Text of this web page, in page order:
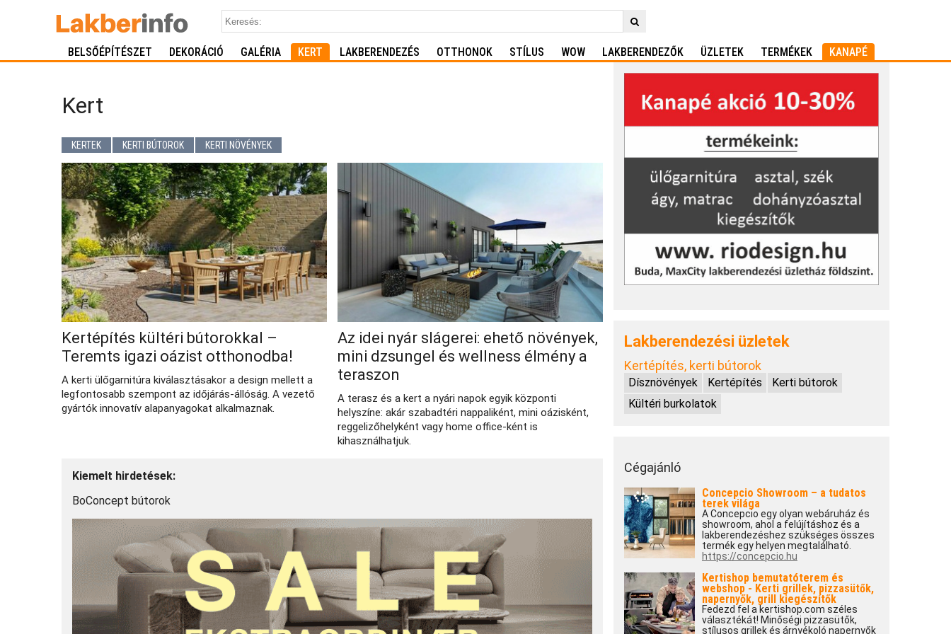
BELSŐÉPÍTÉSZET DEKORÁCIÓ GALÉRIA KERT LAKBERENDEZÉS OTTHONOK STÍLUS WOW LAKBERENDEZŐK ÜZLETEK TERMÉKEK KANAPÉ
Kert
KERTEK KERTI BÚTOROK KERTI NÖVÉNYEK
Kertépítés kültéri bútorokkal –
Teremts igazi oázist otthonodba!
A kerti ülőgarnitúra kiválasztásakor a design mellett a
legfontosabb szempont az időjárás-állóság. A vezető
gyártók innovatív alapanyagokat alkalmaznak.
Az idei nyár slágerei: ehető növények,
mini dzsungel és wellness élmény a
teraszon
A terasz és a kert a nyári napok egyik központi
helyszíne: akár szabadtéri nappaliként, mini oázisként,
reggelizőhelyként vagy home office-ként is
kihasználhatjuk.
Kiemelt hirdetések:
BoConcept bútorok
Lakberendezési üzletek
Kertépítés, kerti bútorok
Dísznövények Kertépítés
Kerti bútorok
Kültéri burkolatok
Cégajánló
Concepcio Showroom – a tudatos
terek világa
A Concepcio egy olyan webáruház és
showroom, ahol a felújításhoz és a
lakberendezéshez szükséges összes
termék egy helyen megtalálható.
https://concepcio.hu
Kertishop bemutatóterem és
webshop - Kerti grillek, pizzasütők,
napernyők, grill kiegészítők
Fedezd fel a kertishop.com széles
választékát! Minőségi pizzasütők,
stílusos grillek és árnyékoló napernyők